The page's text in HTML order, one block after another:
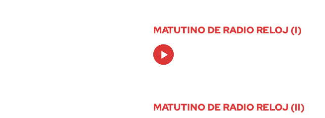
MATUTINO DE RADIO RELOJ (I)
Audio
Player
MATUTINO DE RADIO RELOJ (II)